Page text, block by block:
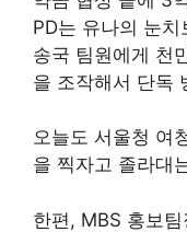
PD는 유나의 눈
송국 팀원에게 천
을 조작해서 단독
오늘도 서울청 여
을 찍자고 졸라대
한편, MBS 홍보